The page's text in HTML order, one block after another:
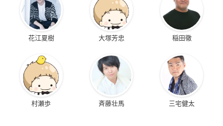
花江夏樹 大塚芳忠 稲田徹
村瀬歩 斉藤壮馬 三宅健太